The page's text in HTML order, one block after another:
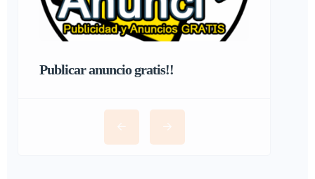
Publicar anuncio gratis!!